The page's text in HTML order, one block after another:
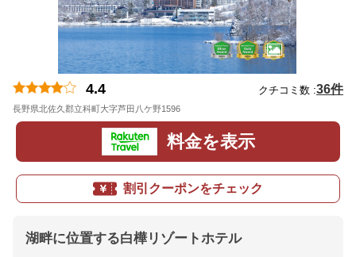
4.4 クチコミ数 :36件
長野県北佐久郡立科町大字芦田八ケ野1596
料金を表示
割引クーポンをチェック
湖畔に位置する白樺リゾートホテル